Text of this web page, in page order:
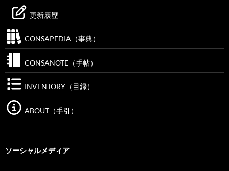
更新履歴
CONSAPEDIA（事典）
CONSANOTE（手帖）
INVENTORY（目録）
ABOUT（手引）
ソーシャルメディア